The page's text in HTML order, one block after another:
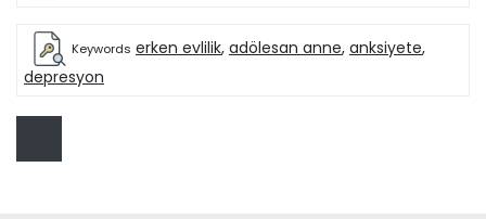
Keywords erken evlilik, adölesan anne, anksiyete,
depresyon